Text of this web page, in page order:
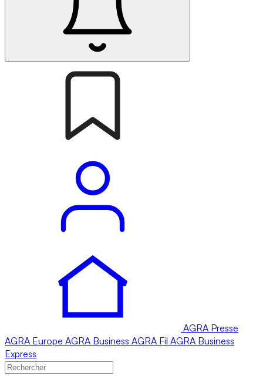
AGRA Presse
AGRA Europe AGRA Business AGRA Fil AGRA Business
Express